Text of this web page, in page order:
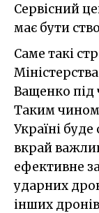
Сервісний
має бути
Саме такі
Ващенко під
Таким чином
Україні
вкрай
ефективне
ударних
інших